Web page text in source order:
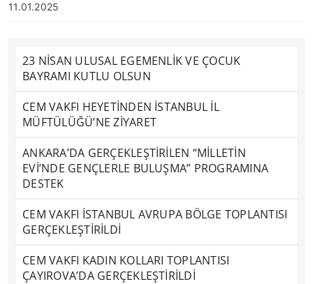
11.01.2025
23 NİSAN ULUSAL EGEMENLİK VE ÇOCUK
BAYRAMI KUTLU OLSUN
CEM VAKFI HEYETİNDEN İSTANBUL İL
MÜFTÜLÜĞÜ’NE ZİYARET
ANKARA’DA GERÇEKLEŞTİRİLEN “MİLLETİN
EVİ’NDE GENÇLERLE BULUŞMA” PROGRAMINA
DESTEK
CEM VAKFI İSTANBUL AVRUPA BÖLGE TOPLANTISI
GERÇEKLEŞTİRİLDİ
CEM VAKFI KADIN KOLLARI TOPLANTISI
ÇAYIROVA’DA GERÇEKLEŞTİRİLDİ